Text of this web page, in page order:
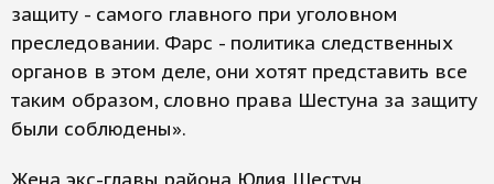
защиту - самого главного при уголовном
преследовании. Фарс - политика следственных
органов в этом деле, они хотят представить все
таким образом, словно права Шестуна за защиту
были соблюдены».